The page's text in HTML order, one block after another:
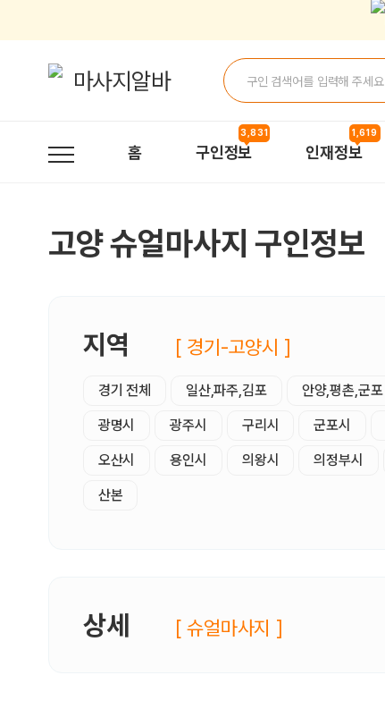
홈 구인정보
3,831
인재정보
1,619
고양 슈얼마사지 구인정보
지역 [ 경기-고양시 ]
경기 전체 일산,파주,김포 안양,평촌,군포
광명시 광주시 구리시 군포시
오산시 용인시 의왕시 의정부시
산본
상세 [ 슈얼마사지 ]